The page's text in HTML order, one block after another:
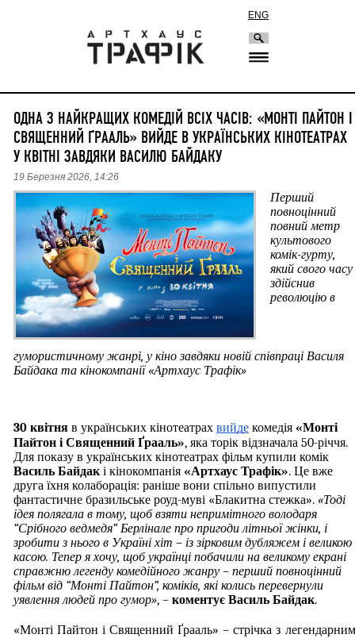
ENG
ОДНА З НАЙКРАЩИХ КОМЕДІЙ ВСІХ ЧАСІВ: «МОНТІ ПАЙТОН І
СВЯЩЕННИЙ ҐРААЛЬ» ВИЙДЕ В УКРАЇНСЬКИХ КІНОТЕАТРАХ
У КВІТНІ ЗАВДЯКИ ВАСИЛЮ БАЙДАКУ
19 Березня 2026, 14:26
Перший
повноцінний
повний метр
культового
комік-гурту,
який свого часу
здійснив
революцію в
гумористичному жанрі, у кіно завдяки новій співпраці Василя
Байдака та кінокомпанії «Артхаус Трафік»
30 квітня в українських кінотеатрах вийде комедія «Монті
Пайтон і Священний Ґрааль», яка торік відзначала 50-річчя.
Василь Байдак і кінокомпанія «Артхаус Трафік». Це вже
друга їхня колаборація: раніше вони спільно випустили
фантастичне бразильське роуд-муві «Блакитна стежка». «Тоді
ідея полягала в тому, щоб взяти непримітного володаря
“Срібного ведмедя” Берлінале про пригоди літньої жінки, і
зробити з нього в Україні хіт – із зірковим дубляжем і великою
касою. Тепер я хочу, щоб українці побачили на великому екрані
справжню легенду комедійного жанру – перший повноцінний
фільм від “Монті Пайтон”, коміків, які колись перевернули
уявлення людей про гумор», – коментує Василь Байдак.
«Монті Пайтон і Священний Ґрааль» – стрічка з легендарним